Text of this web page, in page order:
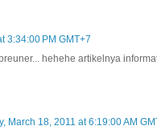
3:34:00 PM GMT+7
hehehe artikelnya
March 18, 2011 at 6:19:00 AM